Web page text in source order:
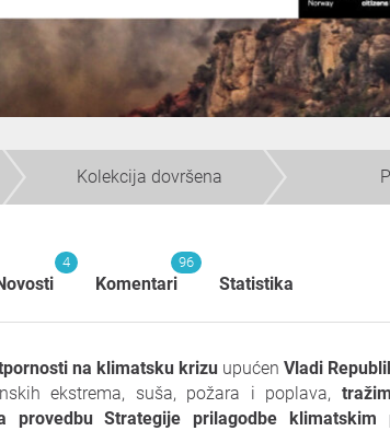
Kolekcija dovršena
4
Komentari
96
Statistika
na klimatsku krizu upućen Vladi
ekstrema, suša, požara i poplava,
provedbu Strategije prilagodbe klimatskim